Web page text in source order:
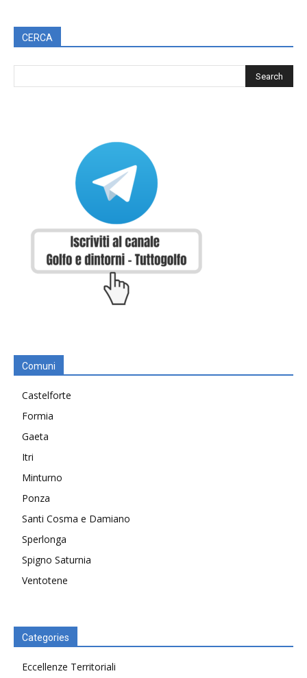
CERCA
Comuni
Castelforte
Formia
Gaeta
Itri
Minturno
Ponza
Santi Cosma e Damiano
Sperlonga
Spigno Saturnia
Ventotene
Categories
Eccellenze Territoriali